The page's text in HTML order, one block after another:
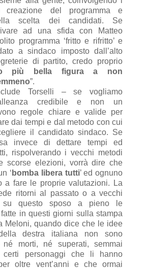
creazione del programma e
scelta dei candidati. Se
ad una sfida con Matteo
programma ‘fritto e rifritto’ e
a sindaco imposto dall’alto
di partito, credo proprio
più bella figura a non
”.
Torselli – se vogliamo
credibile e non un
regole chiare e valide per
dai tempi e dal metodo con cui
il candidato sindaco. Se
invece di dettare tempi ed
rispolverando i vecchi metodi
scorse elezioni, vorrà dire che
‘ bomba libera tutti’ ed ognuno
a fare le proprie valutazioni. La
ritorni al passato o a vecchi
su questo sposo a pieno le
in questi giorni sulla stampa
Meloni, quando dice che le idee
destra italiana non sono
né morti, né superati, semmai
certi personaggi che li hanno
oltre vent’anni e che ormai